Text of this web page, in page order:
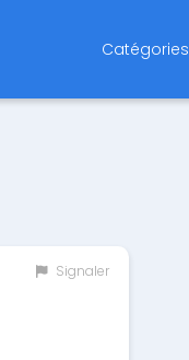
Catégories
Signaler